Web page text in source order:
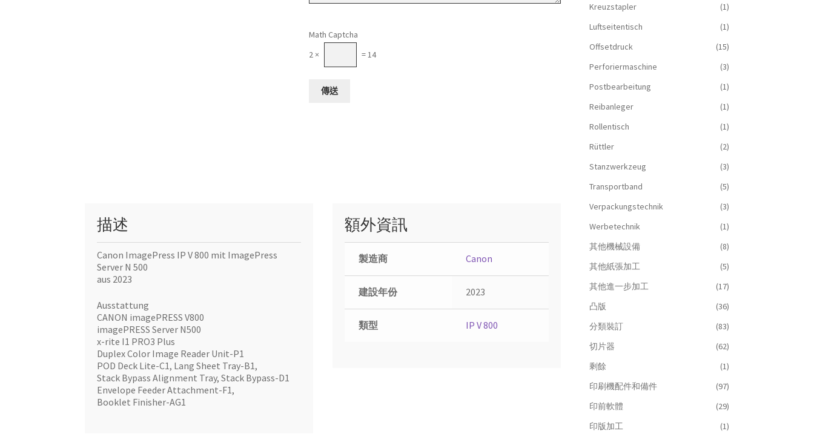
Math Captcha
2 ×
= 14
描述
Canon ImagePress IP V 800 mit ImagePress
Server N 500
aus 2023
Ausstattung
CANON imagePRESS V800
imagePRESS Server N500
x-rite I1 PRO3 Plus
Duplex Color Image Reader Unit-P1
POD Deck Lite-C1, Lang Sheet Tray-B1,
Stack Bypass Alignment Tray, Stack Bypass-D1
Envelope Feeder Attachment-F1,
Booklet Finisher-AG1
額外資訊
製造商 Canon
建設年份 2023
類型 IP V 800
Kreuzstapler
(1)
Luftseitentisch
(1)
Offsetdruck
(15)
Perforiermaschine
(3)
Postbearbeitung
(1)
Reibanleger
(1)
Rollentisch
(1)
Rüttler
(2)
Stanzwerkzeug
(3)
Transportband
(5)
Verpackungstechnik
(3)
Werbetechnik
(1)
其他機械設備
(8)
其他紙張加工
(5)
其他進一步加工
(17)
凸版
(36)
分類裝訂
(83)
切片器
(62)
剩餘
(1)
印刷機配件和備件
(97)
印前軟體
(29)
印版加工
(1)